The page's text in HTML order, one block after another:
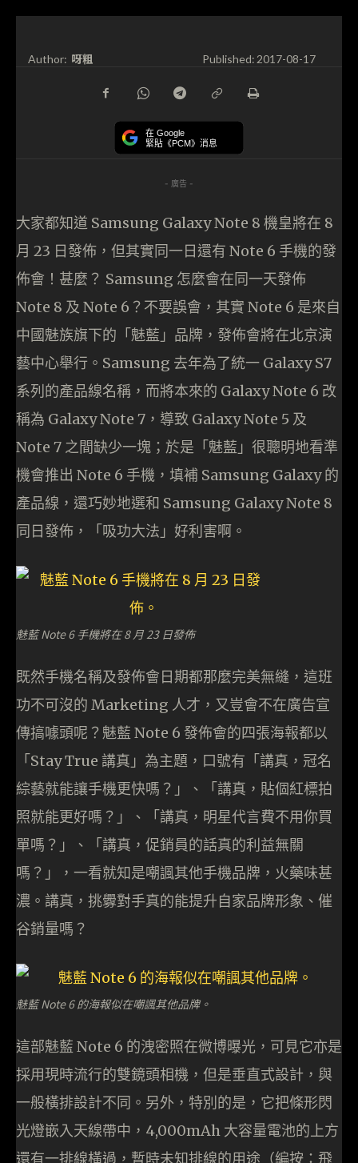
Author: 呀粗 Published:2017-08-17
在 Google
緊貼《PCM》消息
- 廣告 -
大家都知道 Samsung Galaxy Note 8 機皇將在 8
月 23 日發佈，但其實同一日還有 Note 6 手機的發
佈會！甚麼？ Samsung 怎麼會在同一天發佈
Note 8 及 Note 6？不要誤會，其實 Note 6 是來自
中國魅族旗下的「魅藍」品牌，發佈會將在北京演
藝中心舉行。Samsung 去年為了統一 Galaxy S7
系列的產品線名稱，而將本來的 Galaxy Note 6 改
稱為 Galaxy Note 7，導致 Galaxy Note 5 及
Note 7 之間缺少一塊；於是「魅藍」很聰明地看準
機會推出 Note 6 手機，填補 Samsung Galaxy 的
產品線，還巧妙地選和 Samsung Galaxy Note 8
同日發佈，「吸功大法」好利害啊。
魅藍 Note 6 手機將在 8 月 23 日發佈
既然手機名稱及發佈會日期都那麼完美無縫，這班
功不可沒的 Marketing 人才，又豈會不在廣告宣
傳搞噱頭呢？魅藍 Note 6 發佈會的四張海報都以
「Stay True 講真」為主題，口號有「講真，冠名
綜藝就能讓手機更快嗎？」、「講真，貼個紅標拍
照就能更好嗎？」、「講真，明星代言費不用你買
單嗎？」、「講真，促銷員的話真的利益無關
嗎？」，一看就知是嘲諷其他手機品牌，火藥味甚
濃。講真，挑釁對手真的能提升自家品牌形象、催
谷銷量嗎？
魅藍 Note 6 的海報似在嘲諷其他品牌。
這部魅藍 Note 6 的洩密照在微博曝光，可見它亦是
採用現時流行的雙鏡頭相機，但是垂直式設計，與
一般橫排設計不同。另外，特別的是，它把條形閃
光燈嵌入天線帶中，4,000mAh 大容量電池的上方
還有一排線橫過，暫時未知排線的用途（編按：飛